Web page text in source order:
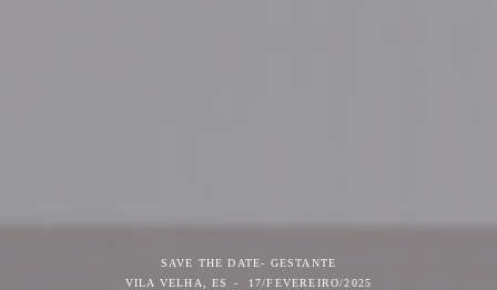
SAVE THE DATE- GESTANTE
VILA VELHA, ES
17/FEVEREIRO/2025